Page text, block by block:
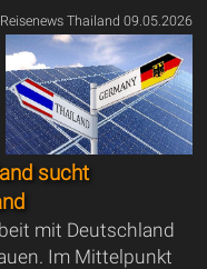
Reisenews Thailand 09.05.2026
sucht
mit Deutschland
Im Mittelpunkt